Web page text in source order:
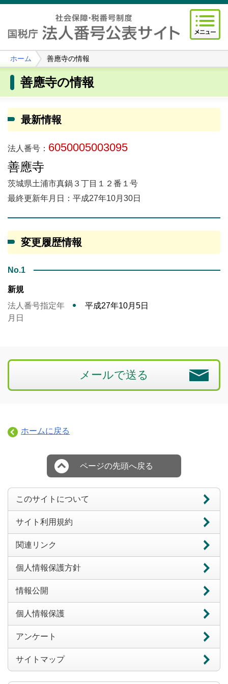
ホーム 善應寺の情報
善應寺の情報
最新情報
法人番号： 6050005003095
善應寺
茨城県土浦市真鍋３丁目１２番１号
最終更新年月日：平成27年10月30日
変更履歴情報
No.1
新規
法人番号指定年
月日
平成27年10月5日
メールで送る
ホームに戻る
ページの先頭へ戻る
このサイトについて
サイト利用規約
関連リンク
個人情報保護方針
情報公開
個人情報保護
アンケート
サイトマップ